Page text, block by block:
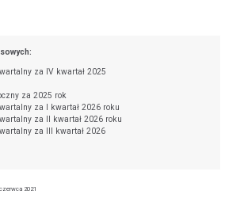
za IV kwartał 2025
za 2025 rok
za I kwartał 2026 roku
za II kwartał 2026 roku
za III kwartał 2026
2021